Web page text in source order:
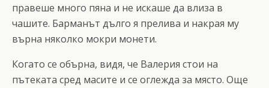
правеше много пяна и не искаше да влиза в
чашите. Барманът дълго я прелива и накрая му
върна няколко мокри монети.
Когато се обърна, видя, че Валерия стои на
пътеката сред масите и се оглежда за място. Още